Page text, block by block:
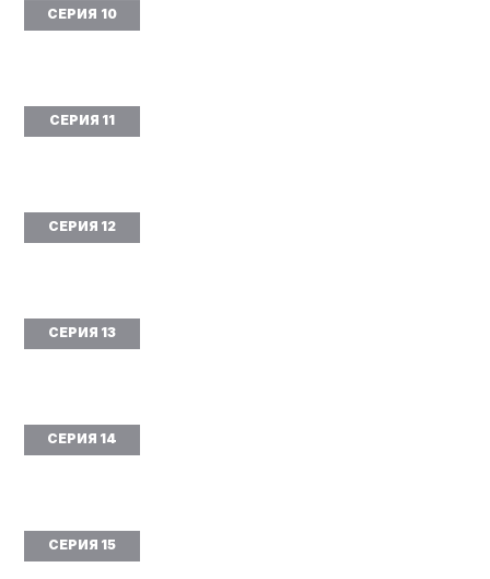
СЕРИЯ 10
СЕРИЯ 11
СЕРИЯ 12
СЕРИЯ 13
СЕРИЯ 14
СЕРИЯ 15